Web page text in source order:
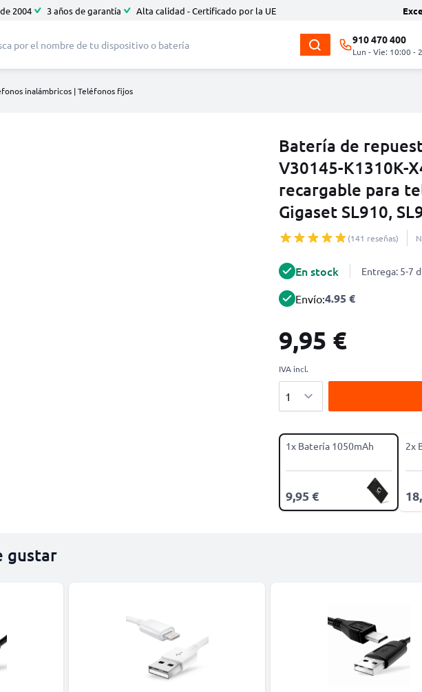
2004 3 años de garantía Alta calidad - Certificado por la UE
910 470 400
Lun - Vie: 10:00 -
inalámbricos | Teléfonos fijos
Batería de
V30145-K1310K-
recargable para
Gigaset SL910,
(141 reseñas)
En stock Entrega: 5-7
Envío:4.95 €
9,95 €
IVA incl.
1x Batería 1050mAh
9,95 €
2x
gustar